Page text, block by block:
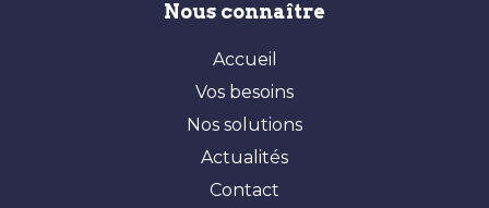
Nous connaître
Accueil
Vos besoins
Nos solutions
Actualités
Contact